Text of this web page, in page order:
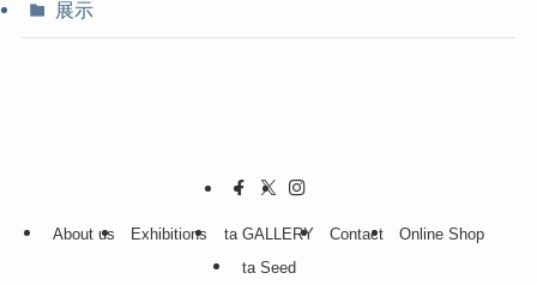
展示
About us Exhibitions ta GALLERY Contact
Online Shop
ta Seed